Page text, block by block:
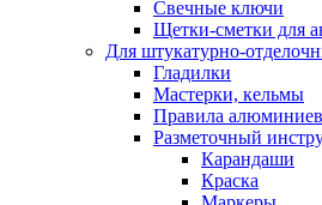
Свечные ключи
Щетки-сметки для
Для штукатурно-
Гладилки
Мастерки, кельмы
Правила
Разметочный
Карандаши
Краска